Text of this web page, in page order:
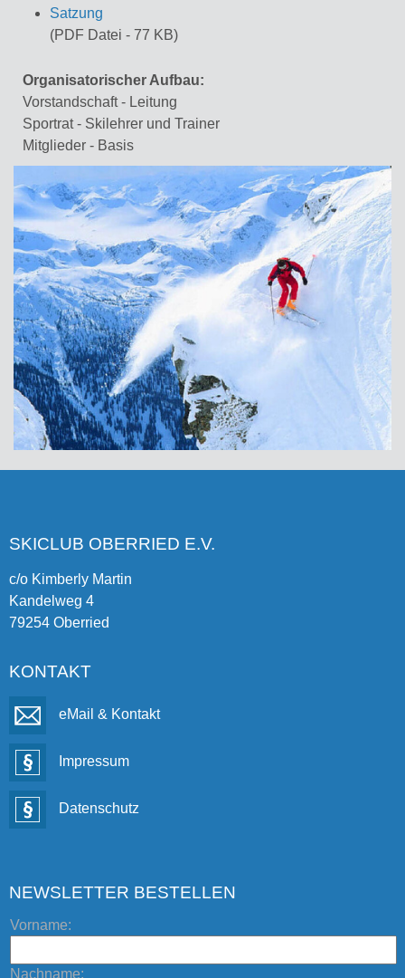
Satzung
(PDF Datei - 77 KB)
Organisatorischer Aufbau:
Vorstandschaft - Leitung
Sportrat - Skilehrer und Trainer
Mitglieder - Basis
SKICLUB OBERRIED E.V.
c/o Kimberly Martin
Kandelweg 4
79254 Oberried
KONTAKT
eMail & Kontakt
Impressum
Datenschutz
NEWSLETTER BESTELLEN
Vorname:
Nachname: